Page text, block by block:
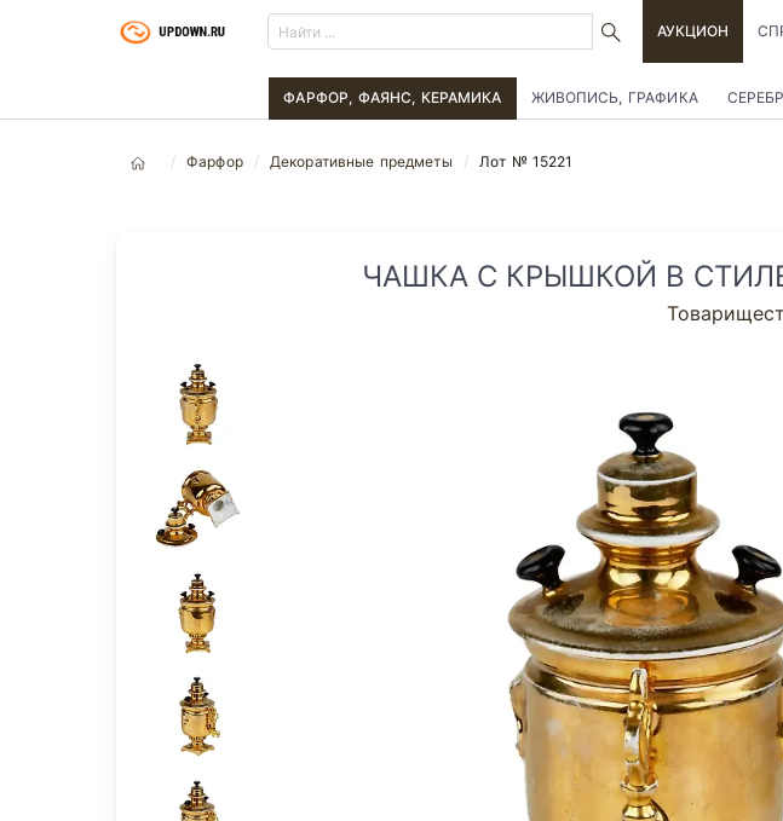
АУКЦИОН
ФАРФОР, ФАЯНС, КЕРАМИКА ЖИВОПИСЬ, ГРАФИКА
Фарфор Декоративные предметы Лот № 15221
ЧАШКА С КРЫШКОЙ В